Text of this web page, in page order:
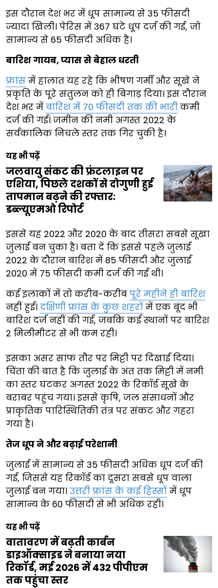
इस दौरान देश भर में धूप सामान्य से 35 फीसदी
ज्यादा खिली। पेरिस में 367 घंटे धूप दर्ज की गई, जो
सामान्य से 65 फीसदी अधिक है।
बारिश गायब, प्यास से बेहाल धरती
फ्रांस में हालात यह रहे कि भीषण गर्मी और सूखे ने
प्रकृति के पूरे संतुलन को ही बिगाड़ दिया। इस दौरान
देश भर में बारिश में 70 फीसदी तक की भारी कमी
दर्ज की गई। जमीन की नमी अगस्त 2022 के
सर्वकालिक निचले स्तर तक गिर चुकी है।
यह भी पढ़ें
जलवायु संकट की फ्रंटलाइन पर
एशिया, पिछले दशकों से दोगुणी हुई
तापमान बढ़ने की रफ्तार:
डब्ल्यूएमओ रिपोर्ट
इससे यह 2022 और 2020 के बाद तीसरा सबसे सूखा
जुलाई बन चुका है। बता दें कि इससे पहले जुलाई
2022 के दौरान बारिश में 85 फीसदी और जुलाई
2020 में 75 फीसदी कमी दर्ज की गई थी।
कई इलाकों में तो करीब-करीब पूरे महीने ही बारिश
नहीं हुई। दक्षिणी फ्रांस के कुछ शहरों में एक बूंद भी
बारिश दर्ज नहीं की गई, जबकि कई स्थानों पर बारिश
2 मिलीमीटर से भी कम रही।
इसका असर साफ तौर पर मिट्टी पर दिखाई दिया।
चिंता की बात है कि जुलाई के अंत तक मिट्टी में नमी
का स्तर घटकर अगस्त 2022 के रिकॉर्ड सूखे के
बराबर पहुंच गया। इससे कृषि, जल संसाधनों और
प्राकृतिक पारिस्थितिकी तंत्र पर संकट और गहरा
गया है।
तेज धूप ने और बढ़ाई परेशानी
जुलाई में सामान्य से 35 फीसदी अधिक धूप दर्ज की
गई, जिससे यह रिकॉर्ड का दूसरा सबसे धूप वाला
जुलाई बन गया। उत्तरी फ्रांस के कई हिस्सों में धूप
सामान्य के 60 फीसदी से भी अधिक रही।
यह भी पढ़ें
वातावरण में बढ़ती कार्बन
डाइऑक्साइड ने बनाया नया
रिकॉर्ड, मई 2026 में 432 पीपीएम
तक पहुंचा स्तर